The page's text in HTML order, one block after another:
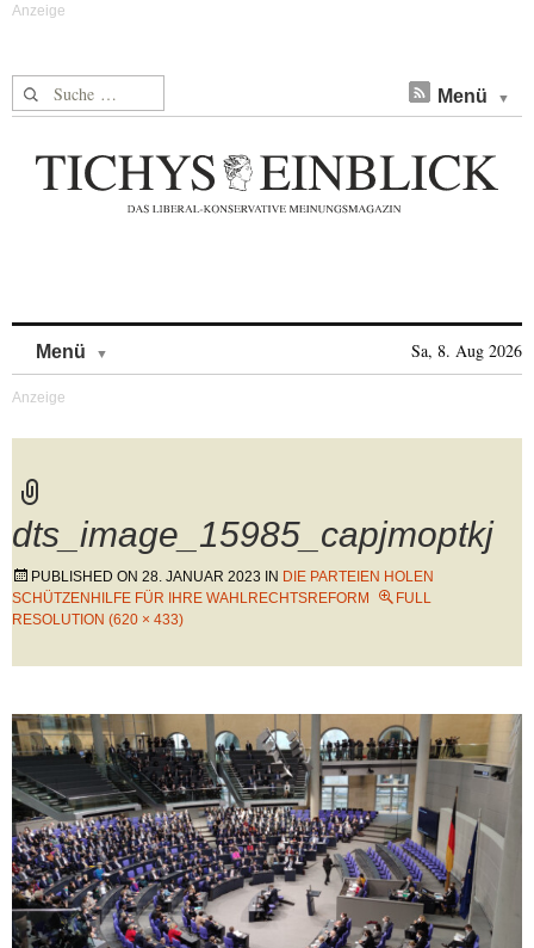
Suche nach: Menü
Menü Sa, 8. Aug 2026
dts_image_15985_capjmoptkj
PUBLISHED ON 28. JANUAR 2023 IN DIE PARTEIEN HOLEN
SCHÜTZENHILFE FÜR IHRE WAHLRECHTSREFORM
FULL
RESOLUTION (620 × 433)